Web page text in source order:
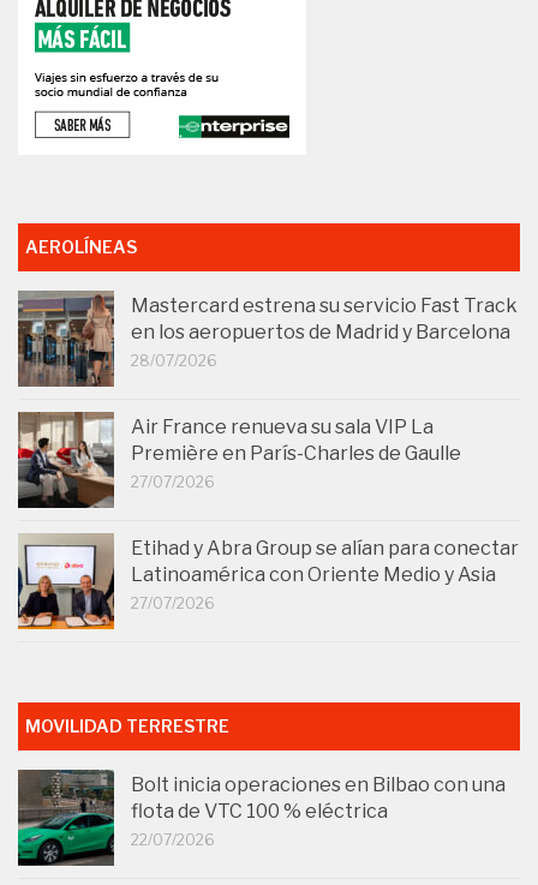
AEROLÍNEAS
Mastercard estrena su servicio Fast Track
en los aeropuertos de Madrid y Barcelona
28/07/2026
Air France renueva su sala VIP La
Première en París-Charles de Gaulle
27/07/2026
Etihad y Abra Group se alían para conectar
Latinoamérica con Oriente Medio y Asia
27/07/2026
MOVILIDAD TERRESTRE
Bolt inicia operaciones en Bilbao con una
flota de VTC 100 % eléctrica
22/07/2026